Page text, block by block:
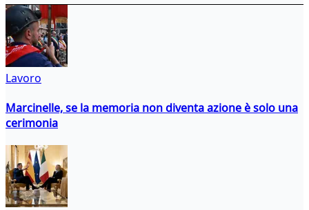
Lavoro
Marcinelle, se la memoria non diventa azione è solo una
cerimonia